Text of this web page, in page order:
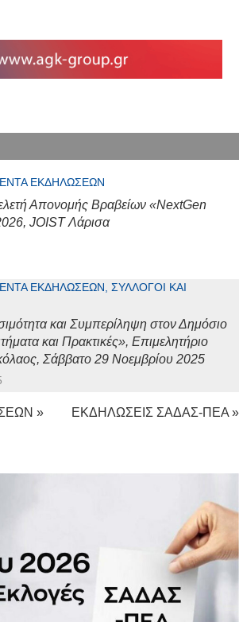
ΕΚΔΗΛΏΣΕΩΝ
Απονομής Βραβείων «NextGen
JOIST Λάρισα
ΕΚΔΗΛΏΣΕΩΝ, ΣΎΛΛΟΓΟΙ ΚΑΙ
και Συμπερίληψη στον Δημόσιο
και Πρακτικές», Επιμελητήριο
Σάββατο 29 Νοεμβρίου 2025
» ΕΚΔΗΛΩΣΕΙΣ ΣΑΔΑΣ-ΠΕΑ »